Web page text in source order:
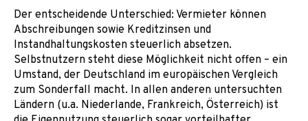
Der entscheidende Unterschied: Vermieter können
Abschreibungen sowie Kreditzinsen und
Instandhaltungskosten steuerlich absetzen.
Selbstnutzern steht diese Möglichkeit nicht offen – ein
Umstand, der Deutschland im europäischen Vergleich
zum Sonderfall macht. In allen anderen untersuchten
Ländern (u.a. Niederlande, Frankreich, Österreich) ist